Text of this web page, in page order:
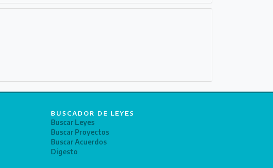
BUSCADOR DE LEYES
Buscar Leyes
Buscar Proyectos
Buscar Acuerdos
Digesto